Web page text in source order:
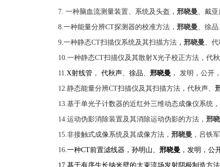
7. 一种脑血流测量装置、系统及头盔， 邢晓曼 、戴
8. 一种能量分辨CT探测器的校准方法， 邢晓曼 、徐
9. 一种静态CT扫描仪系统及其扫描方法 ， 邢晓曼 、
10. 一种静态CT扫描仪及其散射X光子校正方法，代秋
11. X射线管 ， 代秋声 徐品 邢晓曼 ， 发明，公开，
12. 静态能量分辨CT扫描仪及其扫描方法，代秋声、
13. 基于单光子计数器的近红外三维动态成像仪系统，
14. 运动伪影消除装置及其消除运动伪影的方法， 邢
15. 非接触式成像系统及其成像方法， 邢晓曼 ，吕铁
16. 一种CT前置滤线器 ， 孙明山 邢晓曼 ，发明，公
17. 基于有序生长纳米壁的大束流场发射阴极制造方法